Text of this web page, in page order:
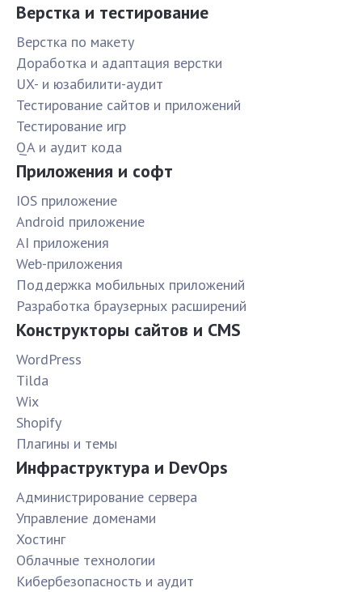
Верстка и тестирование
Верстка по макету
Доработка и адаптация верстки
UX- и юзабилити-аудит
Тестирование сайтов и приложений
Тестирование игр
QA и аудит кода
Приложения и софт
IOS приложение
Android приложение
AI приложения
Web-приложения
Поддержка мобильных приложений
Разработка браузерных расширений
Конструкторы сайтов и CMS
WordPress
Tilda
Wix
Shopify
Плагины и темы
Инфраструктура и DevOps
Администрирование сервера
Управление доменами
Хостинг
Облачные технологии
Кибербезопасность и аудит